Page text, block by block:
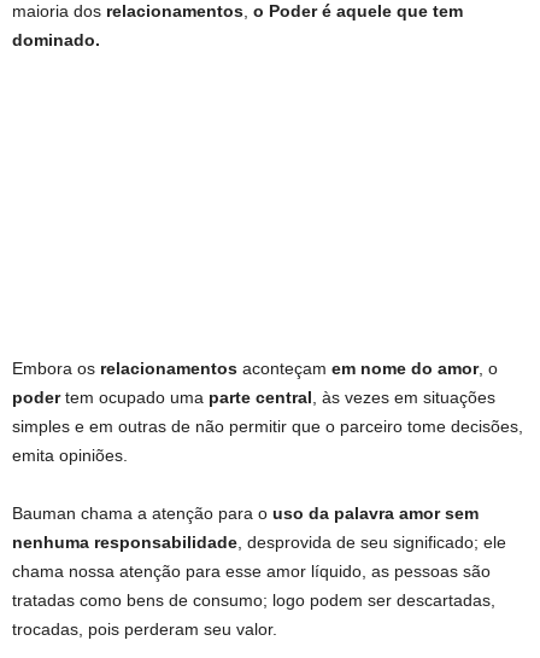
maioria dos relacionamentos o Poder é aquele que tem
dominado.
Embora os relacionamentos aconteçam em nome do amor, o
podertem ocupado uma parte central , às vezes em situações
simples e em outras de não permitir que o parceiro tome decisões,
emita opiniões.
Bauman chama a atenção para o uso da palavra amor sem
nenhuma responsabilidade , desprovida de seu significado; ele
chama nossa atenção para esse amor líquido, as pessoas são
tratadas como bens de consumo; logo podem ser descartadas,
trocadas, pois perderam seu valor.